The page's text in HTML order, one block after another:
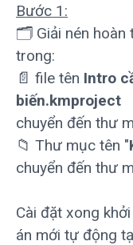
Bước 1:
🗂 Giải nén hoàn
trong:
📄 file tên Intro
biến.kmproject
chuyển đến thư
📁 Thư mục tên "
chuyển đến thư
Cài đặt xong
án mới tự động